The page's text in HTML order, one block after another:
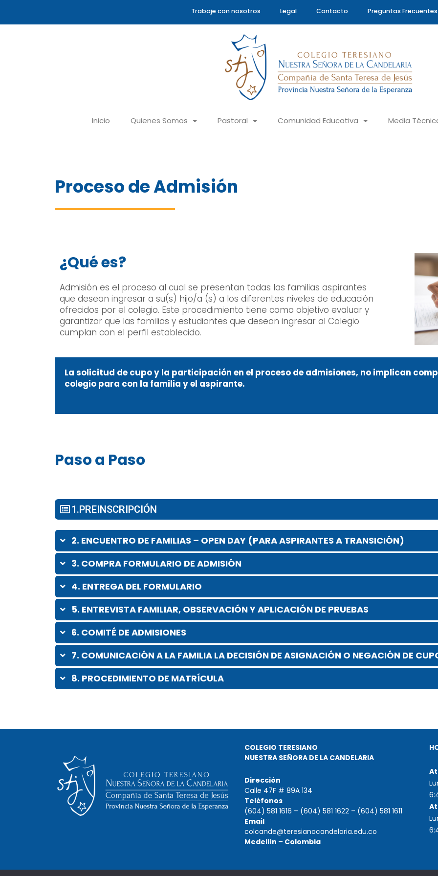
Trabaje con nosotros Legal Contacto Preguntas Frecuentes
Inicio Quienes Somos Pastoral Comunidad Educativa Media
Proceso de Admisión
¿Qué es?
Admisión es el proceso al cual se presentan todas las familias aspirantes
que desean ingresar a su(s) hijo/a (s) a los diferentes niveles de educación
ofrecidos por el colegio. Este procedimiento tiene como objetivo evaluar y
garantizar que las familias y estudiantes que desean ingresar al Colegio
cumplan con el perfil establecido.
La solicitud de cupo y la participación en el proceso de admisiones, no implican
colegio para con la familia y el aspirante.
Paso a Paso
1.PREINSCRIPCIÓN
2. ENCUENTRO DE FAMILIAS – OPEN DAY (PARA ASPIRANTES A TRANSICIÓN)
3. COMPRA FORMULARIO DE ADMISIÓN
4. ENTREGA DEL FORMULARIO
5. ENTREVISTA FAMILIAR, OBSERVACIÓN Y APLICACIÓN DE PRUEBAS
6. COMITÉ DE ADMISIONES
7. COMUNICACIÓN A LA FAMILIA LA DECISIÓN DE ASIGNACIÓN O NEGACIÓN DE
8. PROCEDIMIENTO DE MATRÍCULA
COLEGIO TERESIANO
NUESTRA SEÑORA DE LA CANDELARIA
Dirección
Calle 47F # 89A 134
Teléfonos
(604) 581 1616 – (604) 581 1622 – (604) 581 1611
Email
colcande@teresianocandelaria.edu.co
Medellín – Colombia